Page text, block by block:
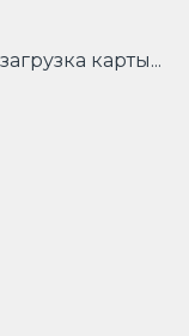
загрузка карты...